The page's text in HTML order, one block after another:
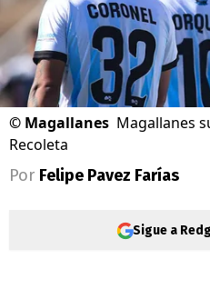
© Magallanes Magallanes
Recoleta
Por Felipe Pavez Farías
Sigue a